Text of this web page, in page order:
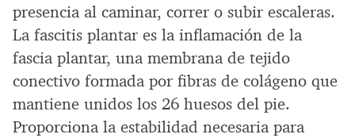
presencia al caminar, correr o subir escaleras.
La fascitis plantar es la inflamación de la
fascia plantar, una membrana de tejido
conectivo formada por fibras de colágeno que
mantiene unidos los 26 huesos del pie.
Proporciona la estabilidad necesaria para